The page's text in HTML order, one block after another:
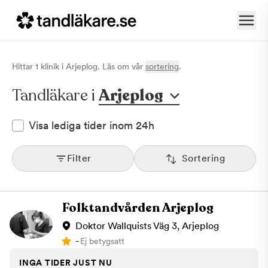
Hittar 1 klinik i Arjeplog. Läs om vår sortering.
Tandläkare i Arjeplog
Visa lediga tider inom 24h
Filter Sortering
Folktandvården Arjeplog
Doktor Wallquists Väg 3, Arjeplog
-Ej betygsatt
INGA TIDER JUST NU